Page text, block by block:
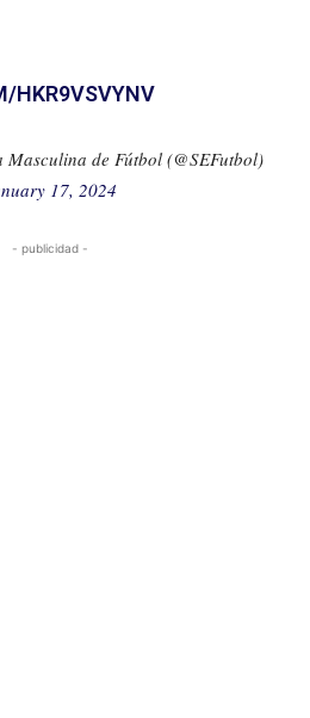
HKR9VSVYNV
de Fútbol (@SEFutbol)
17, 2024
- publicidad -